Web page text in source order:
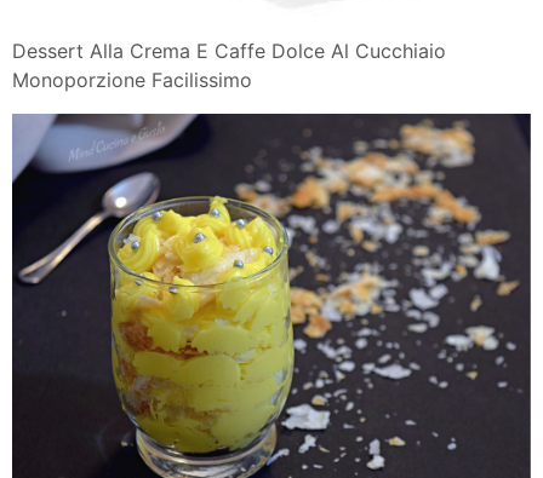
Dessert Alla Crema E Caffe Dolce Al Cucchiaio
Monoporzione Facilissimo